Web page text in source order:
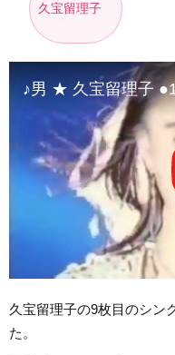
久宝留理子
♪男 ★ 久宝留理子
久宝留理子の9枚目のシン
た。